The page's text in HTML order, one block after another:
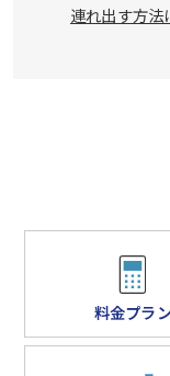
連れ出す方法
料金プラ